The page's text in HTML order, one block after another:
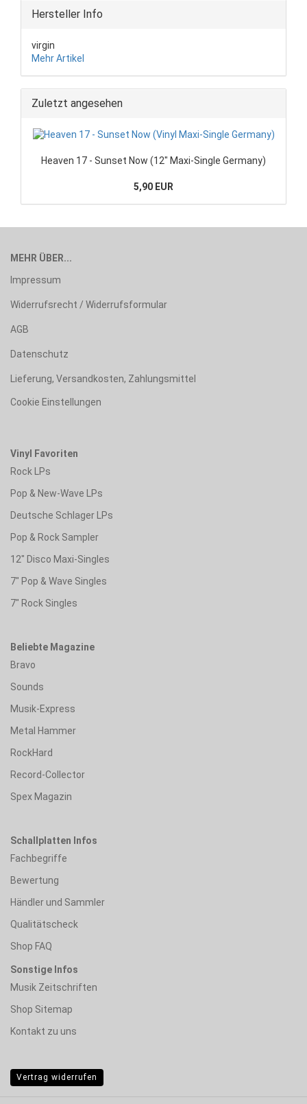
Hersteller Info
virgin
Mehr Artikel
Zuletzt angesehen
Heaven 17 - Sunset Now (12" Maxi-Single Germany)
5,90 EUR
MEHR ÜBER...
Impressum
Widerrufsrecht / Widerrufsformular
AGB
Datenschutz
Lieferung, Versandkosten, Zahlungsmittel
Cookie Einstellungen
Vinyl Favoriten
Rock LPs
Pop & New-Wave LPs
Deutsche Schlager LPs
Pop & Rock Sampler
12" Disco Maxi-Singles
7" Pop & Wave Singles
7" Rock Singles
Beliebte Magazine
Bravo
Sounds
Musik-Express
Metal Hammer
RockHard
Record-Collector
Spex Magazin
Schallplatten Infos
Fachbegriffe
Bewertung
Händler und Sammler
Qualitätscheck
Shop FAQ
Sonstige Infos
Musik Zeitschriften
Shop Sitemap
Kontakt zu uns
Vertrag widerrufen